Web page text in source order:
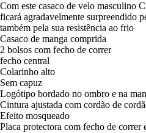
Com este casaco de velo masculino
ficará agradavelmente surpreendido
também pela sua resistência ao frio
Casaco de manga comprida
2 bolsos com fecho de correr
fecho central
Colarinho alto
Sem capuz
Logótipo bordado no ombro e na
Cintura ajustada com cordão de
Efeito mosqueado
Placa protectora com fecho de correr